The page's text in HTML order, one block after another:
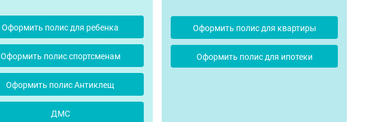
Оформить полис для ребенка
Оформить полис спортсменам
Оформить полис Антиклещ
ДМС
Оформить полис для квартиры
Оформить полис для ипотеки